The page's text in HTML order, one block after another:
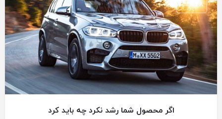
اکتبر 28
اگر محصول شما رشد نکرد چه باید کرد